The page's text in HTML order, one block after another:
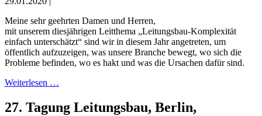
Meine sehr geehrten Damen und Herren,
mit unserem diesjährigen Leitthema „Leitungsbau-Komplexität
einfach unterschätzt“ sind wir in diesem Jahr angetreten, um
öffentlich aufzuzeigen, was unsere Branche bewegt, wo sich die
Probleme befinden, wo es hakt und was die Ursachen dafür sind.
Weiterlesen …
27. Tagung Leitungsbau, Berlin,